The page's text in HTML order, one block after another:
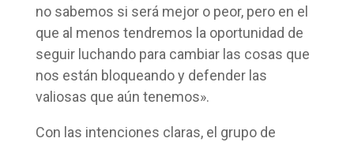
no sabemos si será mejor o peor, pero en el
que al menos tendremos la oportunidad de
seguir luchando para cambiar las cosas que
nos están bloqueando y defender las
valiosas que aún tenemos».
Con las intenciones claras, el grupo de